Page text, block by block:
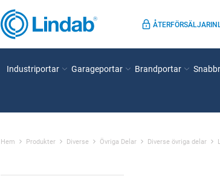
Industriportar Garageportar Brandportar
Hem Produkter Diverse Övriga Delar Diverse övriga delar